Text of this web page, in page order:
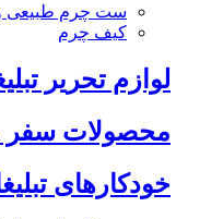
ست چرم طبیعی
کیف چرم
لوازم تحریر
محصولات سفر
خودکارهای